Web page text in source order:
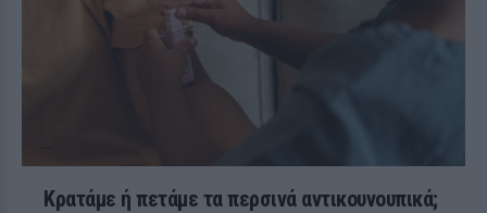
Κρατάμε ή πετάμε τα περσινά αντικουνουπικά;